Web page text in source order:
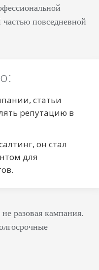
частью повседневной
статьи
репутацию в
он стал
для
разовая кампания.